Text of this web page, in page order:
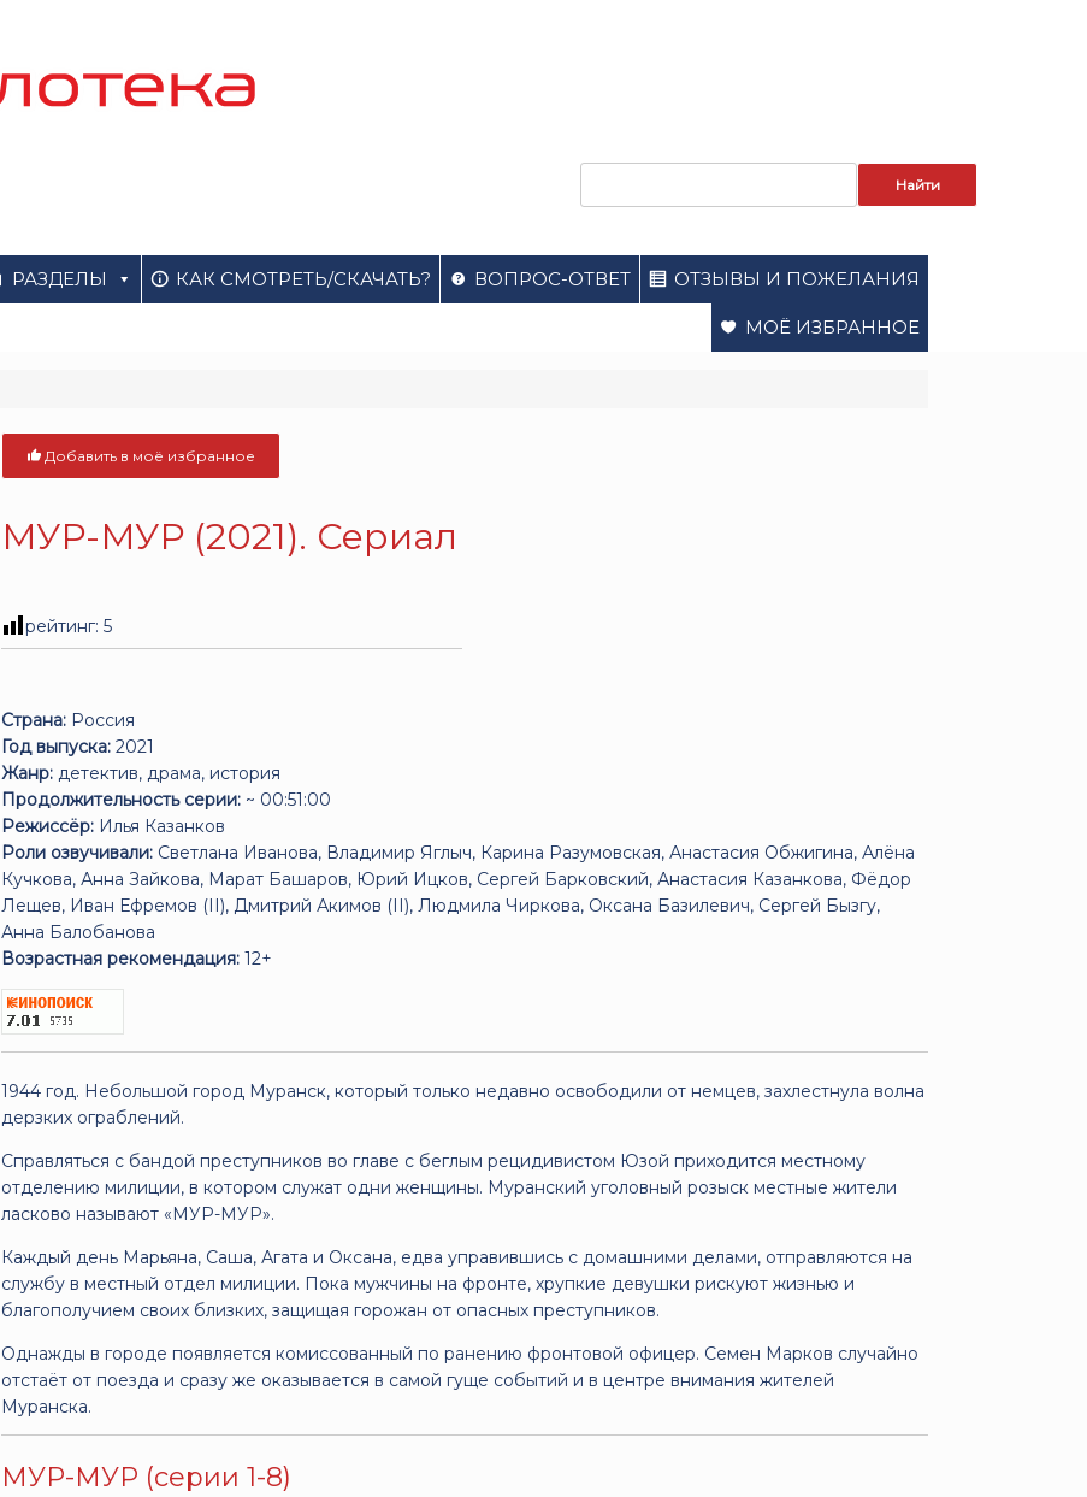
РАЗДЕЛЫ КАК СМОТРЕТЬ/СКАЧАТЬ? ВОПРОС-ОТВЕТ ОТЗЫВЫ И ПОЖЕЛАНИЯ
МОЁ ИЗБРАННОЕ
Добавить в моё избранное
МУР-МУР (2021). Сериал
рейтинг:5
Страна: Россия
Год выпуска: 2021
Жанр: детектив, драма, история
Продолжительность серии: ~ 00:51:00
Режиссёр: Илья Казанков
Роли озвучивали: Светлана Иванова, Владимир Яглыч, Карина Разумовская, Анастасия Обжигина, Алёна
Кучкова, Анна Зайкова, Марат Башаров, Юрий Ицков, Сергей Барковский, Анастасия Казанкова, Фёдор
Лещев, Иван Ефремов (II), Дмитрий Акимов (II), Людмила Чиркова, Оксана Базилевич, Сергей Бызгу,
Анна Балобанова
Возрастная рекомендация: 12+
1944 год. Небольшой город Муранск, который только недавно освободили от немцев, захлестнула волна
дерзких ограблений.
Справляться с бандой преступников во главе с беглым рецидивистом Юзой приходится местному
отделению милиции, в котором служат одни женщины. Муранский уголовный розыск местные жители
ласково называют «МУР-МУР».
Каждый день Марьяна, Саша, Агата и Оксана, едва управившись с домашними делами, отправляются на
службу в местный отдел милиции. Пока мужчины на фронте, хрупкие девушки рискуют жизнью и
благополучием своих близких, защищая горожан от опасных преступников.
Однажды в городе появляется комиссованный по ранению фронтовой офицер. Семен Марков случайно
отстаёт от поезда и сразу же оказывается в самой гуще событий и в центре внимания жителей
Муранска.
МУР-МУР (серии 1-8)